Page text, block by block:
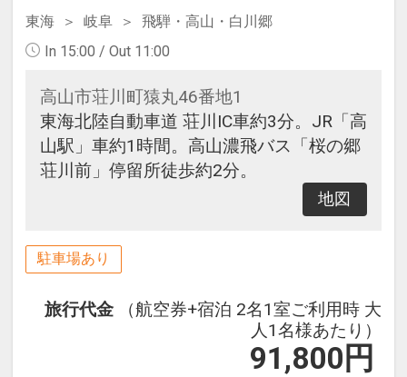
東海 岐阜
飛騨・高山・白川郷
In 15:00 / Out 11:00
高山市荘川町猿丸46番地1
東海北陸自動車道 荘川IC車約3分。JR「高
山駅」車約1時間。高山濃飛バス「桜の郷
荘川前」停留所徒歩約2分。
地図
駐車場あり
旅行代金
（航空券+宿泊 2名1室ご利用時 大
人1名様あたり）
91,800 円